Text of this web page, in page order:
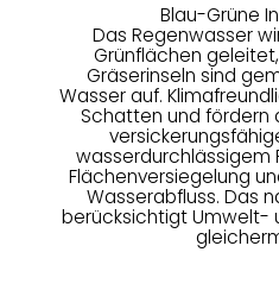
Blau-Grüne
Das Regenwasser
Grünflächen
Gräserinseln sind
Wasser auf.
Schatten und fördern
wasserdurchlässigem
Flächenversiegelung
Wasserabfluss. Das
berücksichtigt Umwelt-